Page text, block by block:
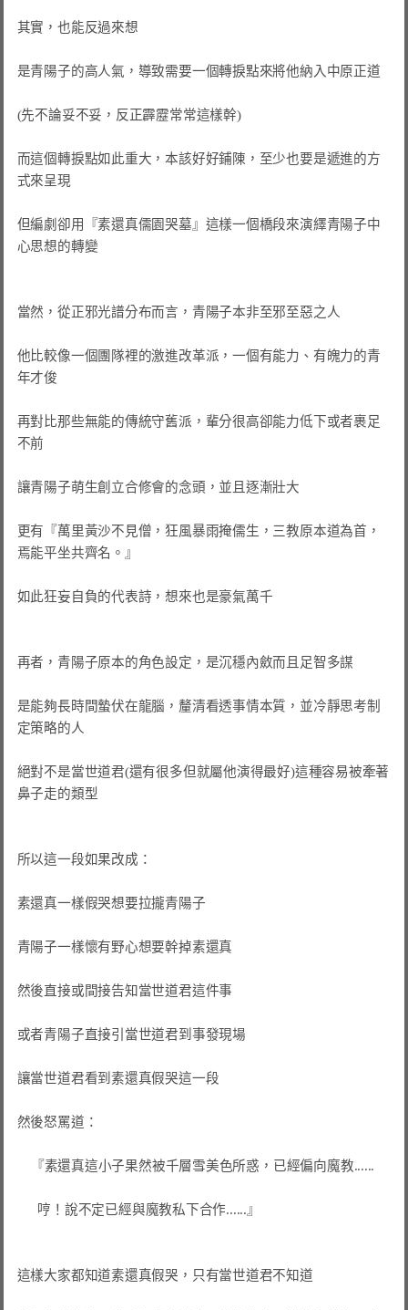
其實，也能反過來想
是青陽子的高人氣，導致需要一個轉捩點來將他納入中原正道
(先不論妥不妥，反正霹靂常常這樣幹)
而這個轉捩點如此重大，本該好好鋪陳，至少也要是遞進的方
式來呈現
但編劇卻用『素還真儒園哭墓』這樣一個橋段來演繹青陽子中
心思想的轉變
當然，從正邪光譜分布而言，青陽子本非至邪至惡之人
他比較像一個團隊裡的激進改革派，一個有能力、有魄力的青
年才俊
再對比那些無能的傳統守舊派，輩分很高卻能力低下或者裹足
不前
讓青陽子萌生創立合修會的念頭，並且逐漸壯大
更有『萬里黃沙不見僧，狂風暴雨掩儒生，三教原本道為首，
焉能平坐共齊名。』
如此狂妄自負的代表詩，想來也是豪氣萬千
再者，青陽子原本的角色設定，是沉穩內斂而且足智多謀
是能夠長時間蟄伏在龍腦，釐清看透事情本質，並冷靜思考制
定策略的人
絕對不是當世道君(還有很多但就屬他演得最好)這種容易被牽著
鼻子走的類型
所以這一段如果改成：
素還真一樣假哭想要拉攏青陽子
青陽子一樣懷有野心想要幹掉素還真
然後直接或間接告知當世道君這件事
或者青陽子直接引當世道君到事發現場
讓當世道君看到素還真假哭這一段
然後怒罵道：
這樣大家都知道素還真假哭，只有當世道君不知道